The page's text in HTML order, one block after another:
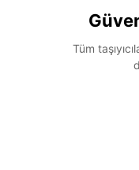
Tüm